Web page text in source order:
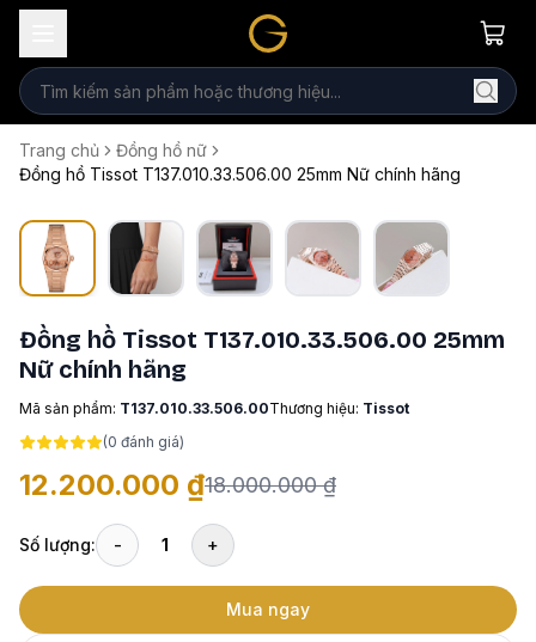
Trang chủ
Đồng hồ nữ
Đồng hồ Tissot T137.010.33.506.00 25mm Nữ chính hãng
Đồng hồ Tissot T137.010.33.506.00 25mm
Nữ chính hãng
Mã sản phẩm: T137.010.33.506.00Thương hiệu: Tissot
(0 đánh giá)
12.200.000 ₫18.000.000 ₫
Số lượng: - 1 +
Mua ngay